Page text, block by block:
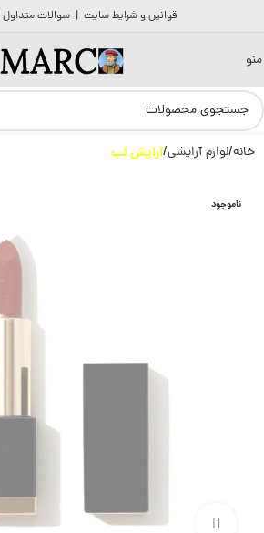
قوانین و شرایط سایت | سوالات متداول
منو
خانه لوازم آرایشی آرایش لب
ناموجود
بزرگنمایی تصویر